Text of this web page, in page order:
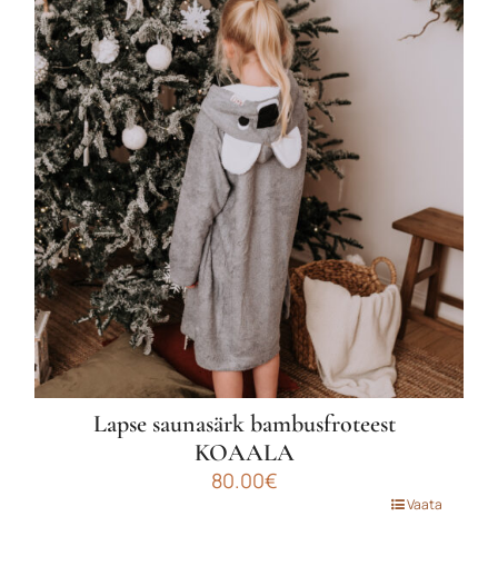
mitu
varianti.
Valikuid
saab
teha
tootelehel.
Lapse saunasärk bambusfroteest
KOAALA
80.00€
Vaata